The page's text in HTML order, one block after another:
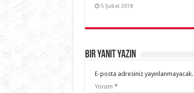
5 Şubat 2018
Bir yanıt yazın
E-posta adresiniz yayınlanmayacak.
Yorum *